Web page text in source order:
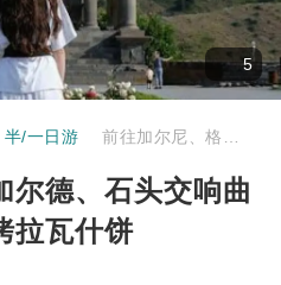
5
半/一日游
尔德、石头交响曲
拉瓦什饼